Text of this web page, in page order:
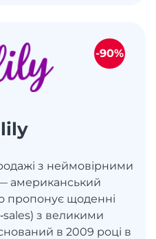
з неймовірними
американський
пропонує щоденні
з великими
в 2009 році в
-90%